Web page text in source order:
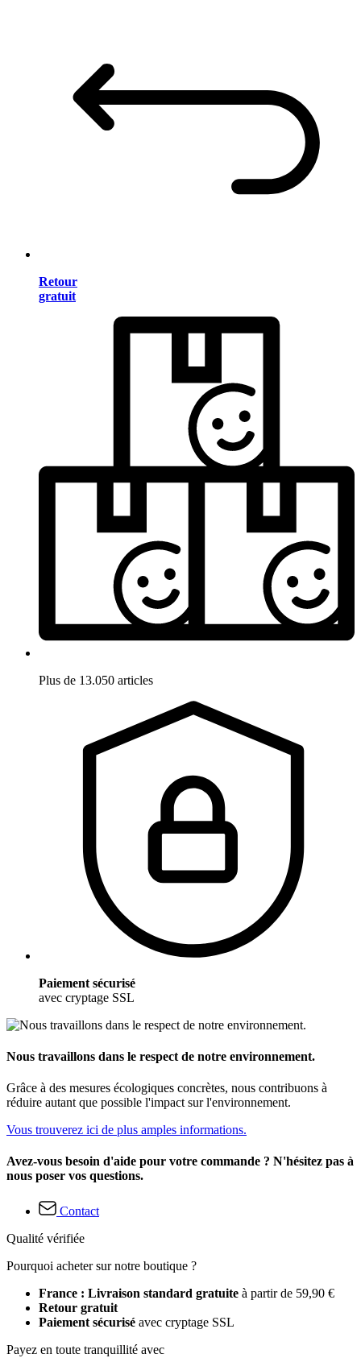
Retour
gratuit
Plus de 13.050 articles
Paiement sécurisé
avec cryptage SSL
Nous travaillons dans le respect de notre environnement.
Grâce à des mesures écologiques concrètes, nous contribuons à
réduire autant que possible l'impact sur l'environnement.
Vous trouverez ici de plus amples informations.
Avez-vous besoin d'aide pour votre commande ? N'hésitez pas à
nous poser vos questions.
Contact
Qualité vérifiée
Pourquoi acheter sur notre boutique ?
France : Livraison standard gratuite à partir de 59,90 €
Retour gratuit
Paiement sécurisé avec cryptage SSL
Payez en toute tranquillité avec